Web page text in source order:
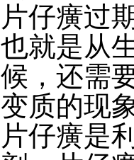
片仔癀过
也就是从
候，还需
变质的现
片仔癀是